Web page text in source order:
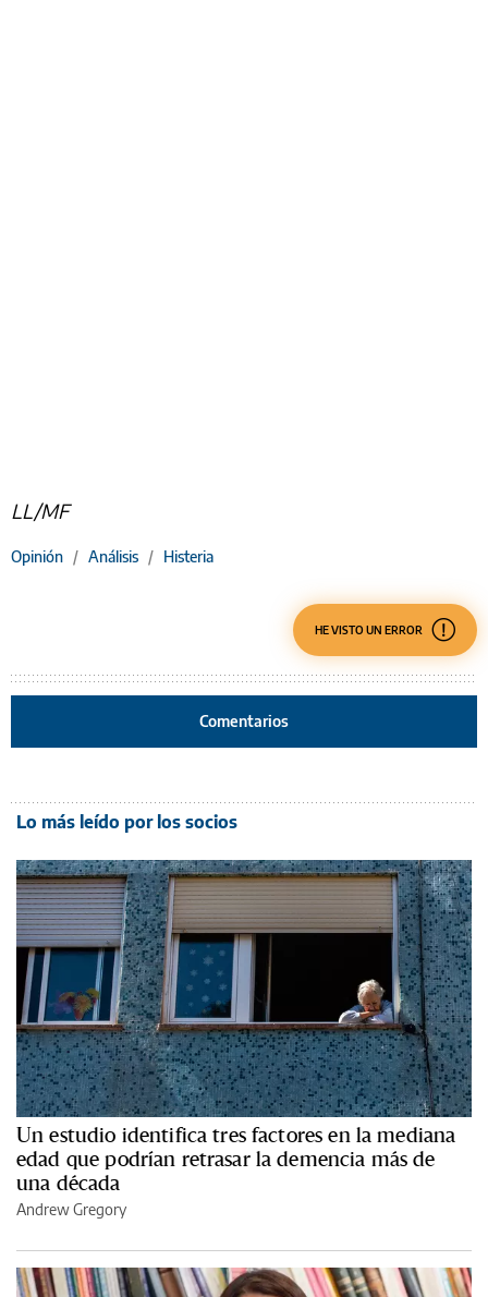
LL/MF
Opinión / Análisis / Histeria
HE VISTO UN ERROR
Comentarios
Lo más leído por los socios
Un estudio identifica tres factores en la mediana
edad que podrían retrasar la demencia más de
una década
Andrew Gregory